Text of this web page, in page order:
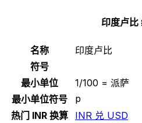
印度卢比
名称
印度卢比
符号
最小单位
1/100 = 派萨
最小单位符号
p
热门 INR 换算
INR 兑 USD